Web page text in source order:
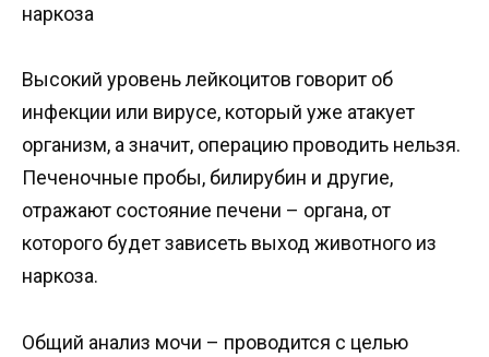
наркоза
Высокий уровень лейкоцитов говорит об
инфекции или вирусе, который уже атакует
организм, а значит, операцию проводить нельзя.
Печеночные пробы, билирубин и другие,
отражают состояние печени – органа, от
которого будет зависеть выход животного из
наркоза.
Общий анализ мочи – проводится с целью